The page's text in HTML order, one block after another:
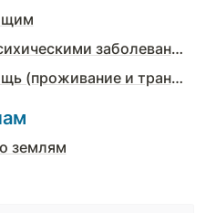
Помощь людям с психическими заболеваниями
Безбарьерная помощь (проживание и транспорт) для беженцев с ограниченными возможностями
землям